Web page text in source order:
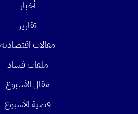
أخبار
تقارير
مقالات اقتصادية
ملفات فساد
مقال الأسبوع
قضية الأسبوع